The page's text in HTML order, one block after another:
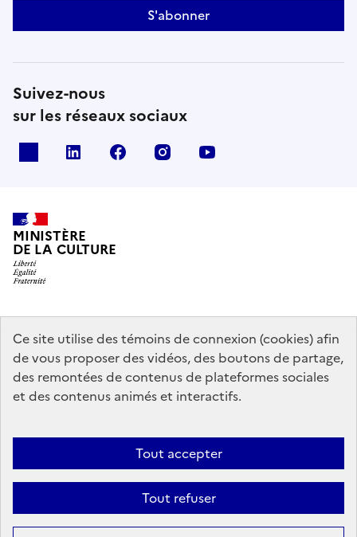
Ce site utilise des témoins de connexion (cookies) afin
de vous proposer des vidéos, des boutons de partage,
des remontées de contenus de plateformes sociales
et des contenus animés et interactifs.
Tout accepter
Tout refuser
S'abonner
Suivez-nous
sur les réseaux sociaux
linkedin facebook instagram
MINISTÈRE
DE LA CULTURE
data.gouv.fr legifrance.gouv.fr
info.gouv.fr
service-public.gouv.fr
Contact Mentions légales
Accessibilité : partiellement conforme
Politique d’utilisation des témoins de connexion (cookies)
générale de protection des données
Plan du site